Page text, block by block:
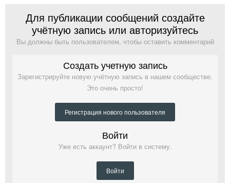
Для публикации сообщений создайте
учётную запись или авторизуйтесь
Вы должны быть пользователем, чтобы оставить комментарий
Создать учетную запись
Зарегистрируйте новую учётную запись в нашем сообществе.
Это очень просто!
Регистрация нового пользователя
Войти
Уже есть аккаунт? Войти в систему.
Войти